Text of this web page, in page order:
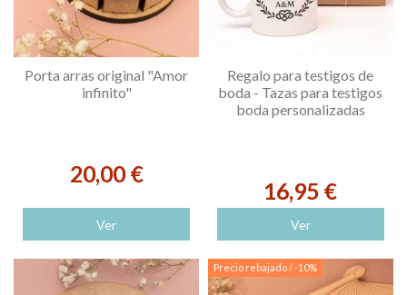
Porta arras original "Amor
infinito"
20,00 €
Ver
Regalo para testigos de
boda - Tazas para testigos
boda personalizadas
16,95 €
Ver
Precio rebajado/ -10%